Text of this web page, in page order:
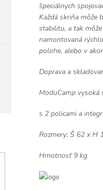
špeciálnych
Každá skriňa môže
stabilitu, a tak
namontovaná
polohe, alebo v
Doprava a
ModuCamp vysoká
s 2 policami a
Rozmery: Š 62 x H
Hmotnosť 9 kg